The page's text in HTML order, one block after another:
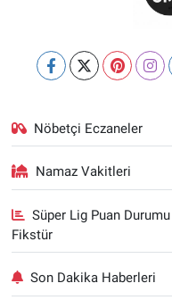
Nöbetçi Eczaneler
Namaz Vakitleri
Süper Lig Puan
Fikstür
Son Dakika Haberleri